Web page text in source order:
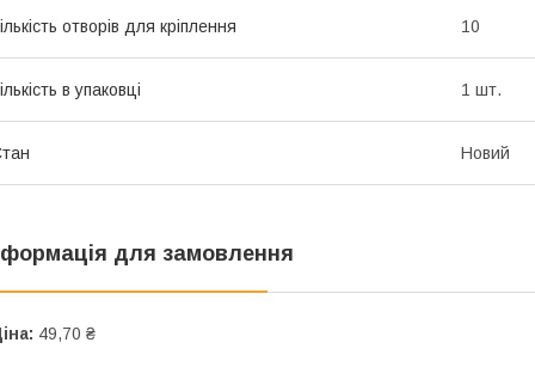
отворів для кріплення 10
в упаковці 1 шт.
Новий
для замовлення
49,70 ₴